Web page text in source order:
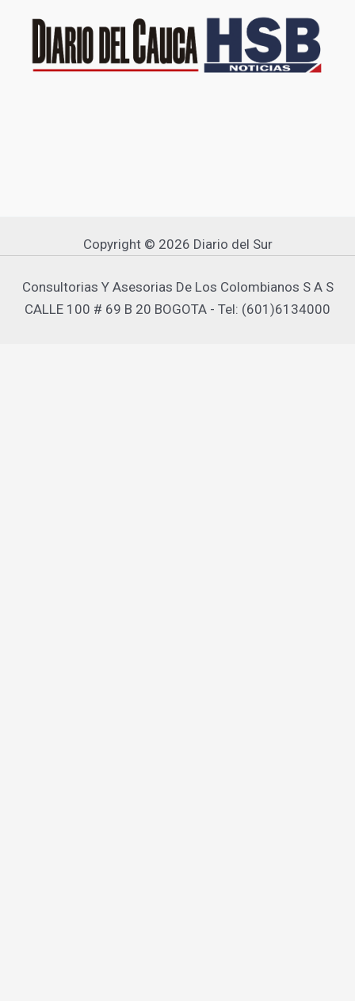
Copyright © 2026 Diario del Sur
Consultorias Y Asesorias De Los Colombianos S A S
CALLE 100 # 69 B 20 BOGOTA - Tel: (601)6134000